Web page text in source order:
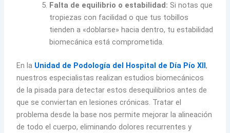
Falta de equilibrio o estabilidad: Si notas que
tropiezas con facilidad o que tus tobillos
tienden a «doblarse» hacia dentro, tu estabilidad
biomecánica está comprometida.
En la Unidad de Podología del Hospital de Día Pío XII,
nuestros especialistas realizan estudios biomecánicos
de la pisada para detectar estos desequilibrios antes de
que se conviertan en lesiones crónicas. Tratar el
problema desde la base nos permite mejorar la alineación
de todo el cuerpo, eliminando dolores recurrentes y